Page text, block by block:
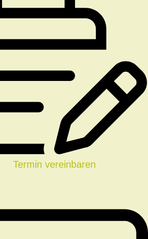
Termin vereinbaren